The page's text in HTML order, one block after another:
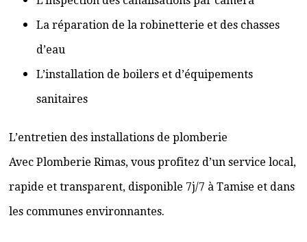
La réparation de la robinetterie et des chasses
d’eau
L’installation de boilers et d’équipements
sanitaires
L’entretien des installations de plomberie
Avec Plomberie Rimas, vous profitez d’un service local,
rapide et transparent, disponible 7j/7 à Tamise et dans
les communes environnantes.